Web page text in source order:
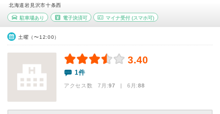
北海道岩見沢市十条西
駐車場あり 電子決済可 マイナ受付 (スマホ可)
土曜（〜12:00）
3.40
1件
アクセス数 7月:97 | 6月:88